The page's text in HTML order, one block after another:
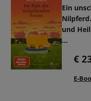
Ein
und
...
€
E-